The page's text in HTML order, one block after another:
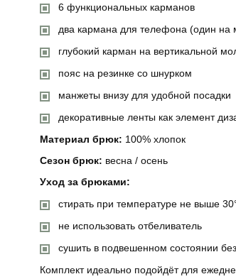
6 функциональных карманов
два кармана для телефона (один на
глубокий карман на вертикальной
пояс на резинке со шнурком
манжеты внизу для удобной посадки
декоративные ленты как элемент
Материал брюк: 100% хлопок
Сезон брюк: весна / осень
Уход за брюками:
стирать при температуре не выше
не использовать отбеливатель
сушить в подвешенном состоянии
Комплект идеально подойдёт для